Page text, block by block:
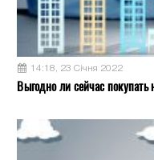
14:18, 23 Січня 2022
Выгодно ли сейчас